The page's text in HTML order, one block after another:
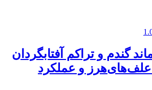
گندم و تراکم‌ آفتابگردان
و عملکرد